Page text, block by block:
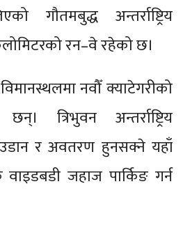
गौतमबुद्ध अन्तर्राष्ट्रिय
रन–वे रहेको छ।
नवौँ क्याटेगरीको
त्रिभुवन अन्तर्राष्ट्रिय
र अवतरण हुनसक्ने यहाँ
जहाज पार्किङ गर्न